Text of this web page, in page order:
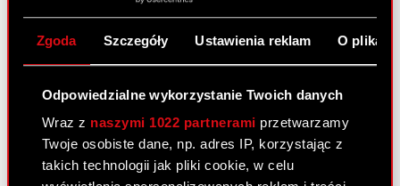
Zgoda Szczegóły Ustawienia reklam O
Odpowiedzialne wykorzystanie Twoich danych
Wraz z naszymi 1022 partnerami przetwarzamy
Twoje osobiste dane, np. adres IP, korzystając z
takich technologii jak pliki cookie, w celu
Raport bieżący nr 76/2008
26 września 2008
PDF
Krakowie Wydział XII Gospodarczy o
oddaleniu zażalenia ZATRA S.A. na
Postanowienie Sądu Rejonowego w
Nowym Sączu z dnia 16.06.2008r. o
Oddaleniu wniosku ZATRA S.A. o